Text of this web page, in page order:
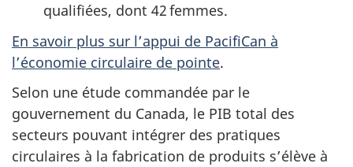
qualifiées, dont 42 femmes.
En savoir plus sur l’appui de PacifiCan à
l’économie circulaire de pointe.
Selon une étude commandée par le
gouvernement du Canada, le PIB total des
secteurs pouvant intégrer des pratiques
circulaires à la fabrication de produits s’élève à